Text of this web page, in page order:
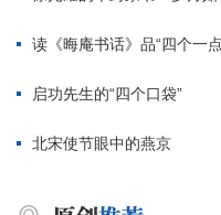
读《晦庵书话》品“四个一
启功先生的“四个口袋”
北宋使节眼中的燕京